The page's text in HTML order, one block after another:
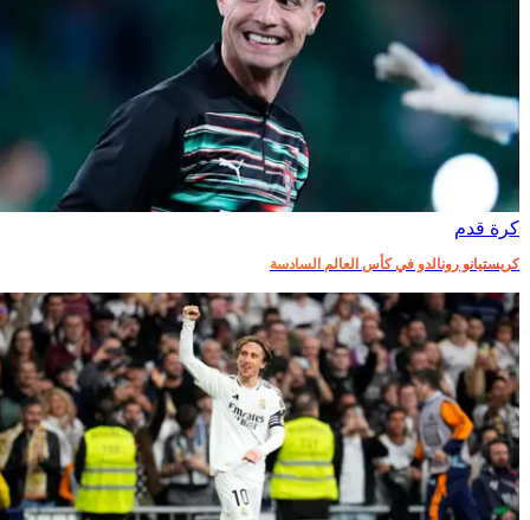
كرة قدم
كريستيانو رونالدو في كأس العالم السادسة